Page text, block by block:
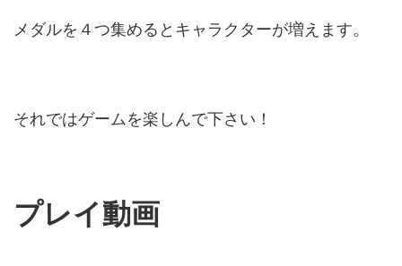
メダルを４つ集めるとキャラクターが増えます。
それではゲームを楽しんで下さい！
プレイ動画